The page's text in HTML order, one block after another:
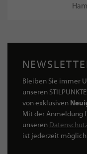
Bleiben Sie immer
unseren
von exklusiven
Mit der Anmeldung
unseren
ist jederzeit